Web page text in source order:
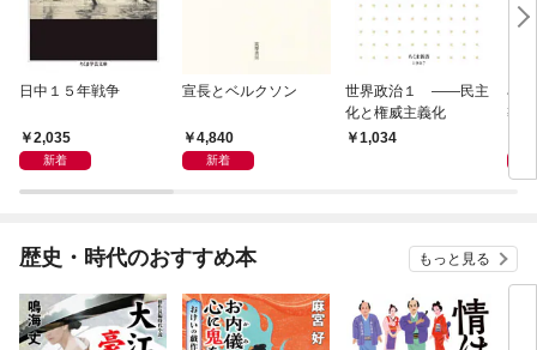
日中１５年戦争
2,035
新着
宣長とベルクソン
4,840
新着
世界政治１ ――民主
化と権威主義化
1,034
石
導
歴史・時代のおすすめ本 もっと見る